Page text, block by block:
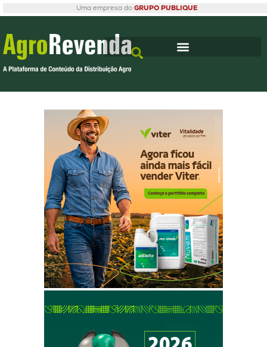
Uma empresa do GRUPO PUBLIQUE